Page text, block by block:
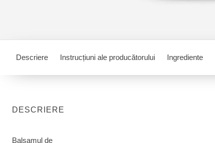
Descriere Instrucțiuni ale producătorului Ingrediente
DESCRIERE
Balsamul de